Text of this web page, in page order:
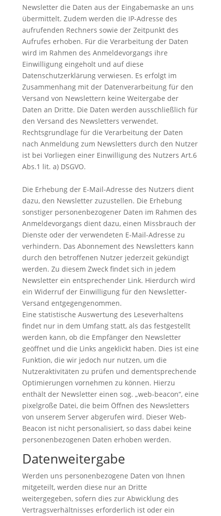
Newsletter die Daten aus der Eingabemaske an uns
übermittelt. Zudem werden die IP-Adresse des
aufrufenden Rechners sowie der Zeitpunkt des
Aufrufes erhoben. Für die Verarbeitung der Daten
wird im Rahmen des Anmeldevorgangs ihre
Einwilligung eingeholt und auf diese
Datenschutzerklärung verwiesen. Es erfolgt im
Zusammenhang mit der Datenverarbeitung für den
Versand von Newslettern keine Weitergabe der
Daten an Dritte. Die Daten werden ausschließlich für
den Versand des Newsletters verwendet.
Rechtsgrundlage für die Verarbeitung der Daten
nach Anmeldung zum Newsletters durch den Nutzer
ist bei Vorliegen einer Einwilligung des Nutzers Art.6
Abs.1 lit. a) DSGVO.
Die Erhebung der E-Mail-Adresse des Nutzers dient
dazu, den Newsletter zuzustellen. Die Erhebung
sonstiger personenbezogener Daten im Rahmen des
Anmeldevorgangs dient dazu, einen Missbrauch der
Dienste oder der verwendeten E-Mail-Adresse zu
verhindern. Das Abonnement des Newsletters kann
durch den betroffenen Nutzer jederzeit gekündigt
werden. Zu diesem Zweck findet sich in jedem
Newsletter ein entsprechender Link. Hierdurch wird
ein Widerruf der Einwilligung für den Newsletter-
Versand entgegengenommen.
Eine statistische Auswertung des Leseverhaltens
findet nur in dem Umfang statt, als das festgestellt
werden kann, ob die Empfänger den Newsletter
geöffnet und die Links angeklickt haben. Dies ist eine
Funktion, die wir jedoch nur nutzen, um die
Nutzeraktivitäten zu prüfen und dementsprechende
Optimierungen vornehmen zu können. Hierzu
enthält der Newsletter einen sog. „web-beacon“, eine
pixelgroße Datei, die beim Öffnen des Newsletters
von unserem Server abgerufen wird. Dieser Web-
Beacon ist nicht personalisiert, so dass dabei keine
personenbezogenen Daten erhoben werden.
Datenweitergabe
Werden uns personenbezogene Daten von Ihnen
mitgeteilt, werden diese nur an Dritte
weitergegeben, sofern dies zur Abwicklung des
Vertragsverhältnisses erforderlich ist oder ein